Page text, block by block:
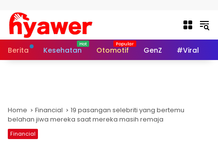
Berita Kesehatan Otomotif GenZ #Viral
Home Financial
19 pasangan selebriti yang bertemu
belahan jiwa mereka saat mereka masih remaja
Financial